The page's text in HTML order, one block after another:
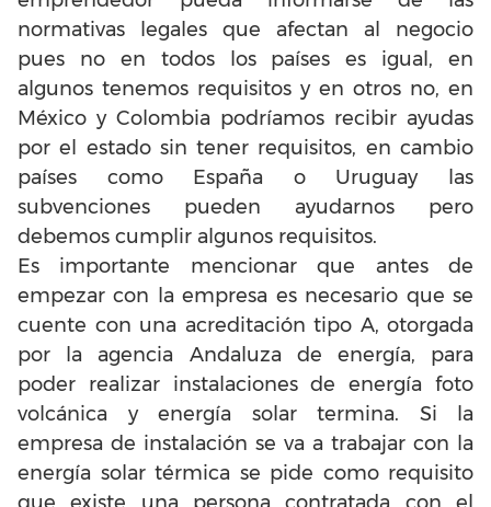
normativas legales que afectan al negocio
pues no en todos los países es igual, en
algunos tenemos requisitos y en otros no, en
México y Colombia podríamos recibir ayudas
por el estado sin tener requisitos, en cambio
países como España o Uruguay las
subvenciones pueden ayudarnos pero
debemos cumplir algunos requisitos.
Es importante mencionar que antes de
empezar con la empresa es necesario que se
cuente con una acreditación tipo A, otorgada
por la agencia Andaluza de energía, para
poder realizar instalaciones de energía foto
volcánica y energía solar termina. Si la
empresa de instalación se va a trabajar con la
energía solar térmica se pide como requisito